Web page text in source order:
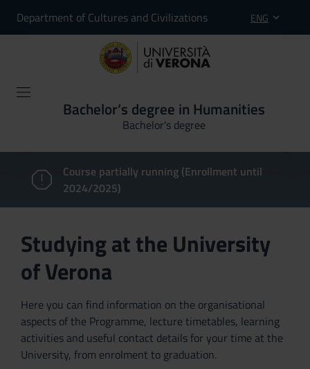
Department of Cultures and Civilizations ENG
Bachelor’s degree in Humanities
Bachelor's degree
Course partially running (Enrollment until
2024/2025)
Studying at the University
of Verona
Here you can find information on the organisational
aspects of the Programme, lecture timetables, learning
activities and useful contact details for your time at the
University, from enrolment to graduation.